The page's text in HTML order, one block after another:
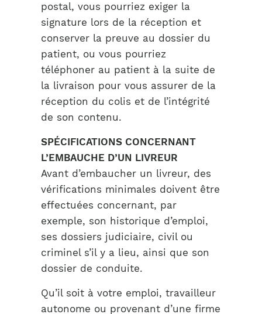
postal, vous pourriez exiger la
signature lors de la réception et
conserver la preuve au dossier du
patient, ou vous pourriez
téléphoner au patient à la suite de
la livraison pour vous assurer de la
réception du colis et de l’intégrité
de son contenu.
SPÉCIFICATIONS CONCERNANT
L’EMBAUCHE D’UN LIVREUR
Avant d’embaucher un livreur, des
vérifications minimales doivent être
effectuées concernant, par
exemple, son historique d’emploi,
ses dossiers judiciaire, civil ou
criminel s’il y a lieu, ainsi que son
dossier de conduite.
Qu’il soit à votre emploi, travailleur
autonome ou provenant d’une firme